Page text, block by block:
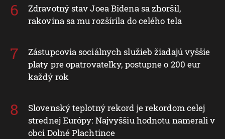
Zdravotný stav Joea Bidena sa zhoršil,
rakovina sa mu rozšírila do celého tela
Zástupcovia sociálnych služieb žiadajú vyššie
platy pre opatrovateľky, postupne o 200 eur
každý rok
Slovenský teplotný rekord je rekordom celej
strednej Európy: Najvyššiu hodnotu namerali v
obci Dolné Plachtince